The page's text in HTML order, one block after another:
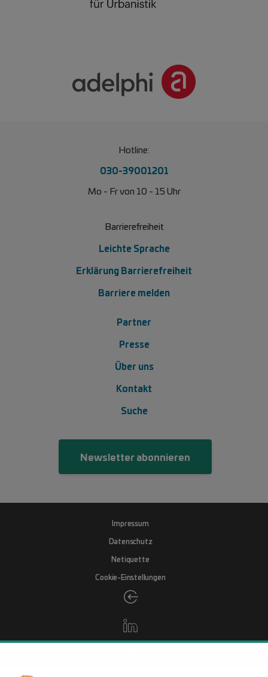
Hotline:
030-39001201
Mo - Fr von 10 - 15 Uhr
Barrierefreiheit
Leichte Sprache
Erklärung Barrierefreiheit
Barriere melden
Partner
Presse
Über uns
Kontakt
Suche
Newsletter abonnieren
Impressum
Datenschutz
Netiquette
Cookie-Einstellungen